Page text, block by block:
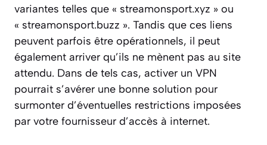
variantes telles que « streamonsport.xyz » ou
« streamonsport.buzz ». Tandis que ces liens
peuvent parfois être opérationnels, il peut
également arriver qu’ils ne mènent pas au site
attendu. Dans de tels cas, activer un VPN
pourrait s’avérer une bonne solution pour
surmonter d’éventuelles restrictions imposées
par votre fournisseur d’accès à internet.